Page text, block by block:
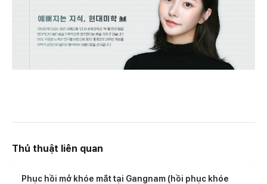
Thủ thuật liên quan
Phục hồi mở khóe mắt tại Gangnam (hồi phục khóe